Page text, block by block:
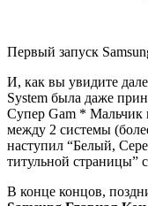
Первый запуск
И, как вы увидите
System была даже
Супер Gam * Мальчик
между 2 системы
наступил “Белый,
титульной страницы”
В конце концов,